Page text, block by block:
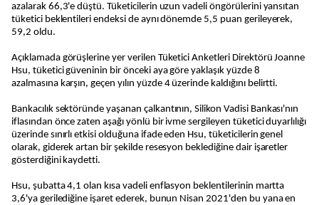
azalarak 66,3'e düştü. Tüketicilerin uzun vadeli öngörülerini yansıtan
tüketici beklentileri endeksi de aynı dönemde 5,5 puan gerileyerek,
59,2 oldu.
Açıklamada görüşlerine yer verilen Tüketici Anketleri Direktörü Joanne
Hsu, tüketici güveninin bir önceki aya göre yaklaşık yüzde 8
azalmasına karşın, geçen yılın yüzde 4 üzerinde kaldığını belirtti.
Bankacılık sektöründe yaşanan çalkantının, Silikon Vadisi Bankası'nın
iflasından önce zaten aşağı yönlü bir ivme sergileyen tüketici duyarlılığı
üzerinde sınırlı etkisi olduğuna ifade eden Hsu, tüketicilerin genel
olarak, giderek artan bir şekilde resesyon beklediğine dair işaretler
gösterdiğini kaydetti.
Hsu, şubatta 4,1 olan kısa vadeli enflasyon beklentilerinin martta
3,6'ya gerilediğine işaret ederek, bunun Nisan 2021'den bu yana en